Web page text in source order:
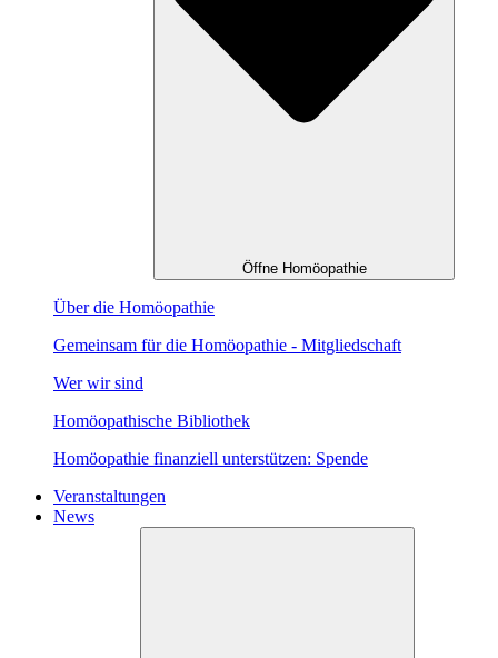
Öffne Homöopathie
Über die Homöopathie
Gemeinsam für die Homöopathie - Mitgliedschaft
Wer wir sind
Homöopathische Bibliothek
Homöopathie finanziell unterstützen: Spende
Veranstaltungen
News